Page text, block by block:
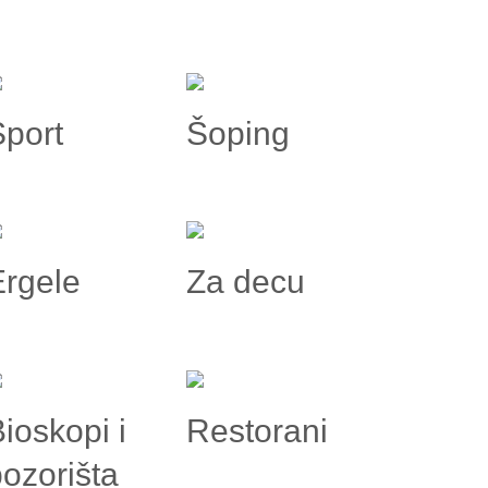
Šoping
Za decu
i
Restorani